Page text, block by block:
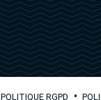
POLITIQUE RGPD •